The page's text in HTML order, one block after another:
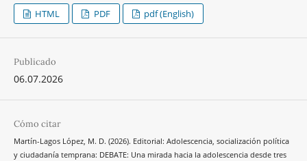
HTML PDF pdf (English)
Publicado
06.07.2026
Cómo citar
Martín-Lagos López, M. D. (2026). Editorial: Adolescencia, socialización política
y ciudadanía temprana: DEBATE: Una mirada hacia la adolescencia desde tres